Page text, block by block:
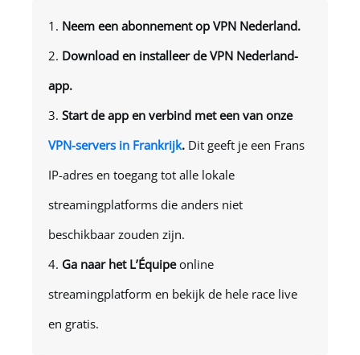
Neem een abonnement op VPN Nederland.
Download en installeer deVPN Nederland-
app.
Start de app en verbind met een van onze
VPN-servers in Frankrijk. Dit geeft je een Frans
IP-adres en toegang tot alle lokale
streamingplatforms die anders niet
beschikbaar zouden zijn.
Ga naar het L’Équipeonline
streamingplatform en bekijk de hele race live
en gratis.